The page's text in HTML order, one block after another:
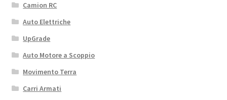
Camion RC
Auto Elettriche
UpGrade
Auto Motore a Scoppio
Movimento Terra
Carri Armati